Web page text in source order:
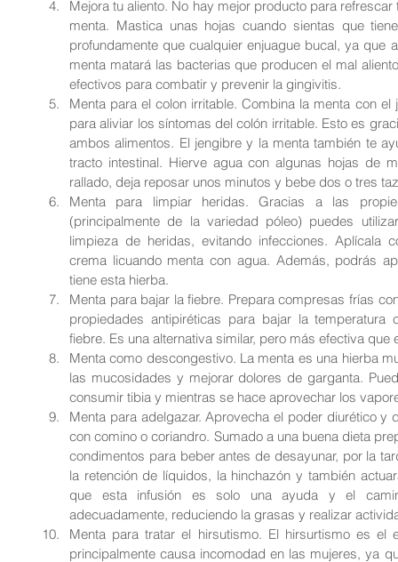
Mejora tu aliento. No hay mejor producto para
menta. Mastica unas hojas cuando sientas que
profundamente que cualquier enjuague bucal, ya que
menta matará las bacterias que producen el mal
efectivos para combatir y prevenir la gingivitis.
Menta para el colon irritable. Combina la menta con
para aliviar los síntomas del colón irritable. Esto es
ambos alimentos. El jengibre y la menta también te
tracto intestinal. Hierve agua con algunas hojas de
rallado, deja reposar unos minutos y bebe dos o tres
Menta para limpiar heridas. Gracias a las
(principalmente de la variedad póleo) puedes
limpieza de heridas, evitando infecciones. Aplícala
crema licuando menta con agua. Además, podrás
tiene esta hierba.
Menta para bajar la fiebre. Prepara compresas frías
propiedades antipiréticas para bajar la temperatura
fiebre. Es una alternativa similar, pero más efectiva
Menta como descongestivo. La menta es una hierba
las mucosidades y mejorar dolores de garganta.
consumir tibia y mientras se hace aprovechar los
Menta para adelgazar. Aprovecha el poder diurético y
con comino o coriandro. Sumado a una buena dieta
condimentos para beber antes de desayunar, por la
la retención de líquidos, la hinchazón y también
que esta infusión es solo una ayuda y el
adecuadamente, reduciendo la grasas y realizar
Menta para tratar el hirsutismo. El hirsurtismo es
principalmente causa incomodad en las mujeres, ya